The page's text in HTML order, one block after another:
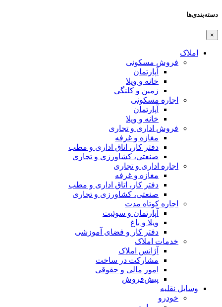
دسته‌بندی‌ها
×
املاک
فروش مسکونی
آپارتمان
خانه و ویلا
زمین و کلنگی
اجاره مسکونی
آپارتمان
خانه و ویلا
فروش اداری و تجاری
مغازه و غرفه
دفتر کار، اتاق اداری و مطب
صنعتی،‌ کشاورزی و تجاری
اجاره اداری و تجاری
مغازه و غرفه
دفتر کار، اتاق اداری و مطب
صنعتی،‌ کشاورزی و تجاری
اجاره کوتاه مدت
آپارتمان و سوئیت
ویلا و باغ
دفتر کار و فضای آموزشی
خدمات املاک
آژانس املاک
مشارکت در ساخت
امور مالی و حقوقی
پیش‌فروش
وسایل نقلیه
خودرو